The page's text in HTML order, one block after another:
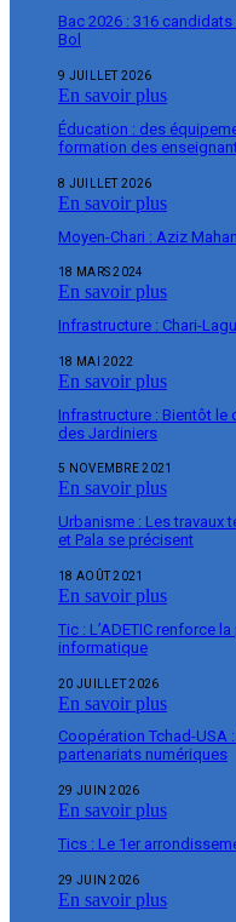
Bac 2026 : 316
Bol
9 JUILLET 2026
En savoir plus
Éducation : des
formation des
8 JUILLET 2026
En savoir plus
Moyen-Chari : Aziz
18 MARS 2024
En savoir plus
Infrastructure : Chari-
18 MAI 2022
En savoir plus
Infrastructure : Bientôt le
des Jardiniers
5 NOVEMBRE 2021
En savoir plus
Urbanisme : Les travaux
et Pala se précisent
18 AOÛT 2021
En savoir plus
Tic : L’ADETIC renforce
informatique
20 JUILLET 2026
En savoir plus
Coopération Tchad-USA
partenariats numériques
29 JUIN 2026
En savoir plus
Tics : Le 1er
29 JUIN 2026
En savoir plus